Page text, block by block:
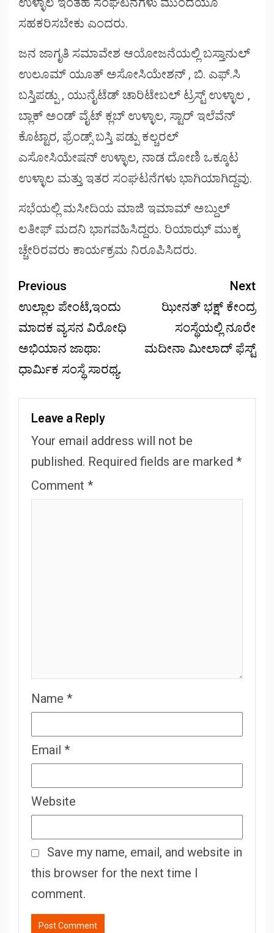
ಸಹಕರಿಸಬೇಕು ಎಂದರು.
ಜನ ಜಾಗೃತಿ ಸಮಾವೇಶ ಆಯೋಜನೆಯಲ್ಲಿ ಬಸ್ತಾನುಲ್
ಉಲೂಮ್ ಯೂತ್ ಅಸೋಸಿಯೇಶನ್ , ಬಿ. ಎಫ್.ಸಿ
ಬಸ್ತಿಪಡ್ಪು , ಯುನೈಟೆಡ್ ಚಾರಿಟೇಬಲ್ ಟ್ರಸ್ಟ್ ಉಳ್ಳಾಲ ,
ಬ್ಲಾಕ್ ಅಂಡ್ ವೈಟ್ ಕ್ಲಬ್ ಉಳ್ಳಾಲ, ಸ್ಟಾರ್ ಇಲೆವೆನ್
ಕೊಟ್ಟಾರ, ಫ್ರೆಂಡ್ಸ್ ಬಸ್ತಿ ಪಡ್ಪು ಕಲ್ಚರಲ್
ಎಸೋಸಿಯೇಷನ್ ಉಳ್ಳಾಲ, ನಾಡ ದೋಣಿ ಒಕ್ಕೂಟ
ಉಳ್ಳಾಲ ಮತ್ತು ಇತರ ಸಂಘಟನೆಗಳು ಭಾಗಿಯಾಗಿದ್ದವು.
ಸಭೆಯಲ್ಲಿ ಮಸೀದಿಯ ಮಾಜಿ ಇಮಾಮ್ ಅಬ್ದುಲ್
ಲತೀಫ್ ಮದನಿ ಭಾಗವಹಿಸಿದ್ದರು. ರಿಯಾಝ್ ಮುಕ್ಕ
ಚ್ಚೇರಿರವರು ಕಾರ್ಯಕ್ರಮ ನಿರೂಪಿಸಿದರು.
Previous
ಉಲ್ಲಾಲ ಪೇಂಟೆ,ಇಂದು
ಮಾದಕ ವ್ಯಸನ ವಿರೋಧಿ
ಅಭಿಯಾನ ಜಾಥಾ:
ಧಾರ್ಮಿಕ ಸಂಸ್ಥೆ ಸಾರಥ್ಯ.
Next
ಝೀನತ್ ಭಕ್ಷ್ ಕೇಂದ್ರ
ಸಂಸ್ಥೆಯಲ್ಲಿ ನೂರೇ
ಮದೀನಾ ಮೀಲಾದ್ ಫೆಸ್ಟ್
Leave a Reply
Your email address will not be
published. Required fields are marked *
Comment *
Name *
Email *
Website
Save my name, email, and website in
this browser for the next time I
comment.